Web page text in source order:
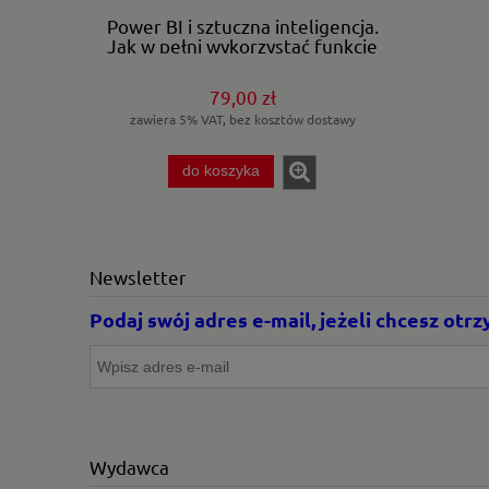
Power BI i sztuczna inteligencja.
Jak w pełni wykorzystać funkcje
79,00 zł
zawiera 5% VAT, bez kosztów dostawy
do koszyka
Newsletter
Podaj swój adres e-mail, jeżeli chcesz
Wydawca